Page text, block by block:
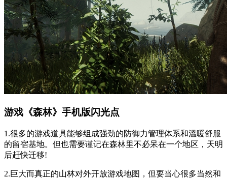
游戏《森林》手机版闪光点
1.很多的游戏道具能够组成强劲的防御力管理体系和溫暖舒服
的留宿基地。但也需要谨记在森林里不必呆在一个地区，天明
后赶快迁移!
2.巨大而真正的山林对外开放游戏地图，但要当心很多当然和